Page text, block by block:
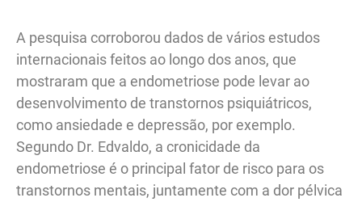
A pesquisa corroborou dados de vários estudos
internacionais feitos ao longo dos anos, que
mostraram que a endometriose pode levar ao
desenvolvimento de transtornos psiquiátricos,
como ansiedade e depressão, por exemplo.
Segundo Dr. Edvaldo, a cronicidade da
endometriose é o principal fator de risco para os
transtornos mentais, juntamente com a dor pélvica